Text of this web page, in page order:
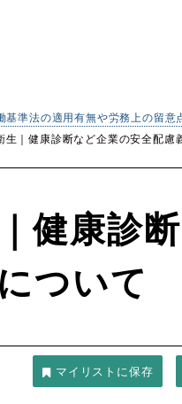
基準法の適用有無や労務上の留意
生｜健康診断など企業の安全配慮
健康診
ついて